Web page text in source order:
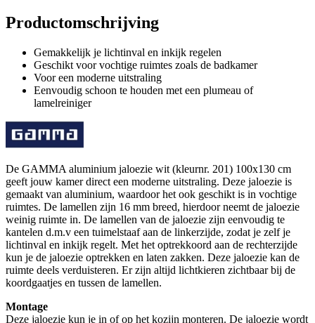
Productomschrijving
Gemakkelijk je lichtinval en inkijk regelen
Geschikt voor vochtige ruimtes zoals de badkamer
Voor een moderne uitstraling
Eenvoudig schoon te houden met een plumeau of
lamelreiniger
De GAMMA aluminium jaloezie wit (kleurnr. 201) 100x130 cm
geeft jouw kamer direct een moderne uitstraling. Deze jaloezie is
gemaakt van aluminium, waardoor het ook geschikt is in vochtige
ruimtes. De lamellen zijn 16 mm breed, hierdoor neemt de jaloezie
weinig ruimte in. De lamellen van de jaloezie zijn eenvoudig te
kantelen d.m.v een tuimelstaaf aan de linkerzijde, zodat je zelf je
lichtinval en inkijk regelt. Met het optrekkoord aan de rechterzijde
kun je de jaloezie optrekken en laten zakken. Deze jaloezie kan de
ruimte deels verduisteren. Er zijn altijd lichtkieren zichtbaar bij de
koordgaatjes en tussen de lamellen.
Montage
Deze jaloezie kun je in of op het kozijn monteren. De jaloezie wordt